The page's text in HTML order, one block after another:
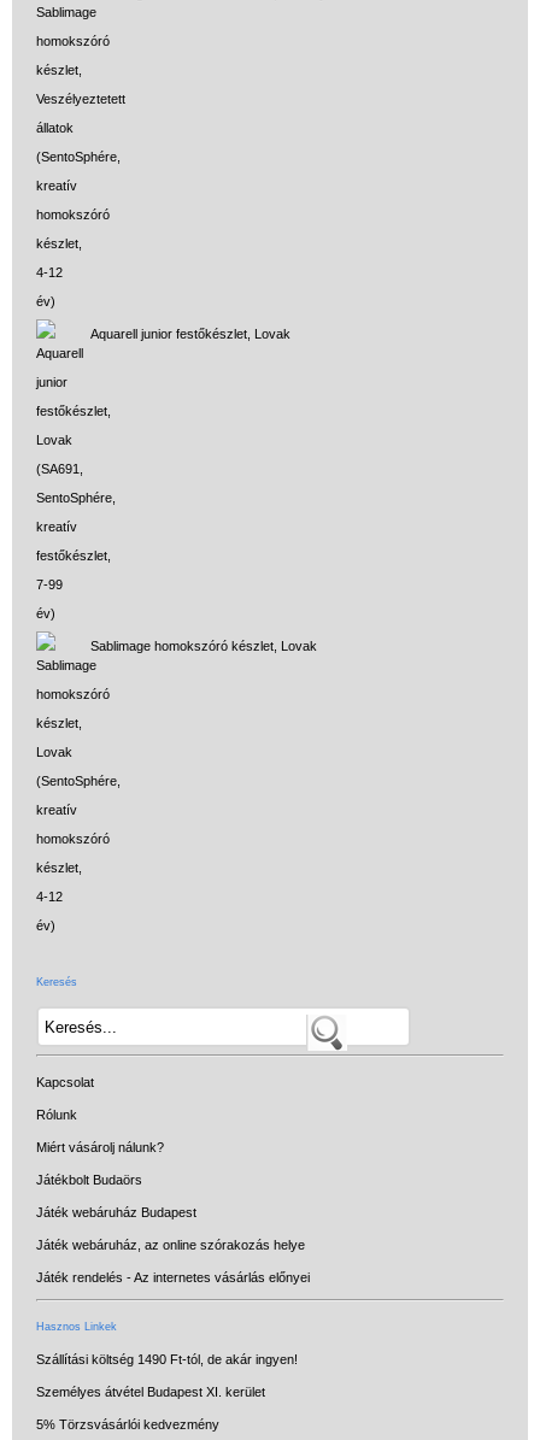
Aquarell junior festőkészlet, Lovak
Sablimage homokszóró készlet, Lovak
Keresés
Kapcsolat
Rólunk
Miért vásárolj nálunk?
Játékbolt Budaörs
Játék webáruház Budapest
Játék webáruház, az online szórakozás helye
Játék rendelés - Az internetes vásárlás előnyei
Hasznos Linkek
Szállítási költség 1490 Ft-tól, de akár ingyen!
Személyes átvétel Budapest XI. kerület
5% Törzsvásárlói kedvezmény